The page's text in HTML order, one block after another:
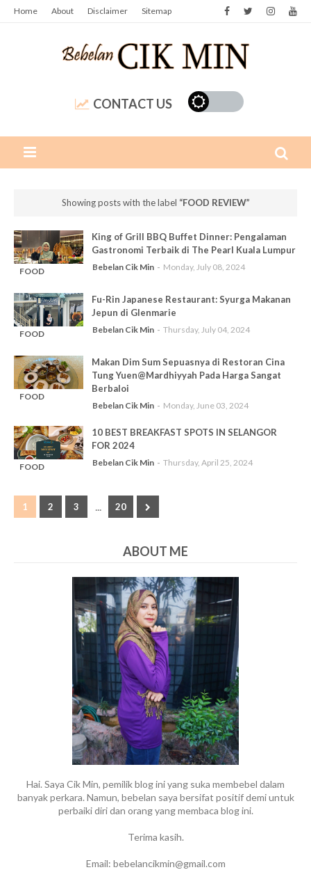
Home About Disclaimer Sitemap
CONTACT US
Showing posts with the label FOOD REVIEW
FOOD
King of Grill BBQ Buffet Dinner: Pengalaman
Gastronomi Terbaik di The Pearl Kuala Lumpur
Bebelan Cik Min Monday, July 08, 2024
FOOD
Fu-Rin Japanese Restaurant: Syurga Makanan
Jepun di Glenmarie
Bebelan Cik Min Thursday, July 04, 2024
FOOD
Makan Dim Sum Sepuasnya di Restoran Cina
Tung Yuen@Mardhiyyah Pada Harga Sangat
Berbaloi
Bebelan Cik Min Monday, June 03, 2024
FOOD
10 BEST BREAKFAST SPOTS IN SELANGOR
FOR 2024
Bebelan Cik Min Thursday, April 25, 2024
1 2 3 ... 20
ABOUT ME
Hai. Saya Cik Min, pemilik blog ini yang suka membebel dalam
banyak perkara. Namun, bebelan saya bersifat positif demi untuk
perbaiki diri dan orang yang membaca blog ini.
Terima kasih.
Email: bebelancikmin@gmail.com